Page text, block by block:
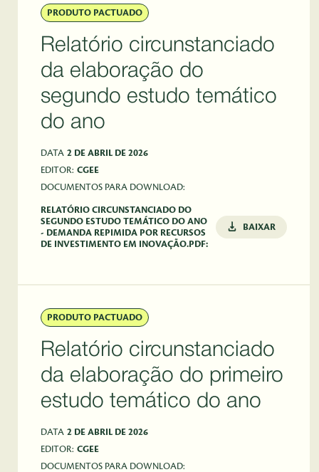
PRODUTO PACTUADO
Relatório circunstanciado
da elaboração do
segundo estudo temático
do ano
DATA 2 DE ABRIL DE 2026
EDITOR: CGEE
DOCUMENTOS PARA DOWNLOAD:
RELATÓRIO CIRCUNSTANCIADO DO
SEGUNDO ESTUDO TEMÁTICO DO ANO
- DEMANDA REPIMIDA POR RECURSOS
DE INVESTIMENTO EM INOVAÇÃO.PDF:
BAIXAR
PRODUTO PACTUADO
Relatório circunstanciado
da elaboração do primeiro
estudo temático do ano
DATA 2 DE ABRIL DE 2026
EDITOR: CGEE
DOCUMENTOS PARA DOWNLOAD: